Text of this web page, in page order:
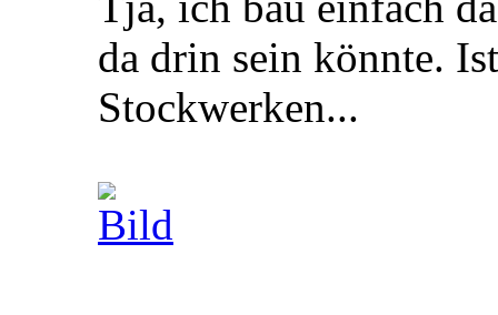
da drin sein könnte.
Stockwerken...